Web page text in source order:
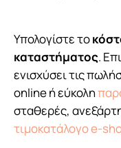
Υπολογίστε το
καταστήματος.
ενισχύσει τις
online ή εύκολη
σταθερές,
τιμοκατάλογο e-